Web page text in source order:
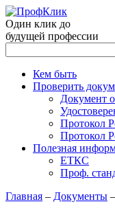
Один клик до
будущей профессии
Кем быть
Проверить
Документ
Протокол
Протокол
Полезная
ЕТКС
Проф.
Главная – Документы –